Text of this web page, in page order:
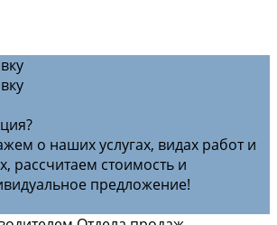
о наших услугах, видах работ и
рассчитаем стоимость и
предложение!